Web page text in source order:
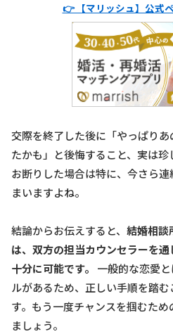
👉 【マリッシュ】公式
交際を終了した後に「やっぱり
たかも」と後悔すること、実は
お断りした場合は特に、今さら
まいますよね。
結論からお伝えすると、 結婚相談
は、双方の担当カウンセラーを
十分に可能です。
一般的な恋愛
ルがあるため、正しい手順を踏
す。もう一度チャンスを掴むた
ましょう。